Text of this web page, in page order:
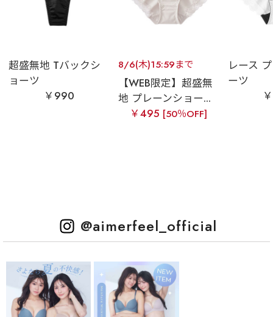
超盛無地 Tバックシ
ョーツ
￥990
8/6(木)15:59まで
【WEB限定】超盛無
地 プレーンショー...
￥495 [50％OFF]
レース
ーツ
@aimerfeel_official